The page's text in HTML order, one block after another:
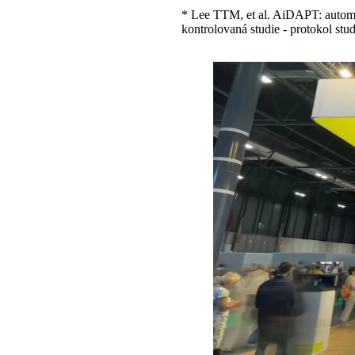
* Lee TTM, et al. AiDAPT:
kontrolovaná studie - protokol